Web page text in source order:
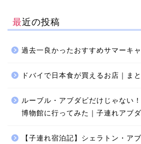
最近の投稿
過去一良かったおすすめサマーキ
ドバイで日本食が買えるお店｜ま
ルーブル・アブダビだけじゃない
博物館に行ってみた｜子連れアブ
【子連れ宿泊記】シェラトン・ア